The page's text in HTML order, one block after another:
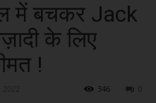
में बचकर Jack
के लिए
!
0
346